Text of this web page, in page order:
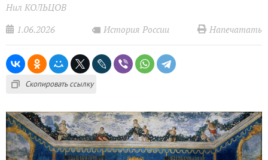
Нил КОЛЬЦОВ
1.06.2026
История России Напечатать
Скопировать ссылку